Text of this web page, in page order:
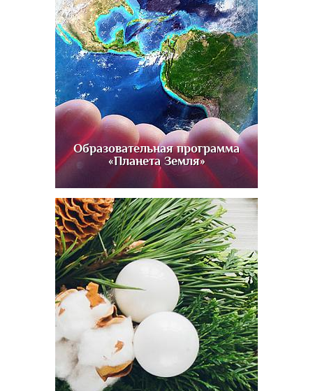
Образовательная программа
«Планета Земля»